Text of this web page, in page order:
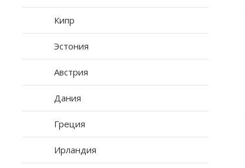
Кипр
Эстония
Австрия
Дания
Греция
Ирландия